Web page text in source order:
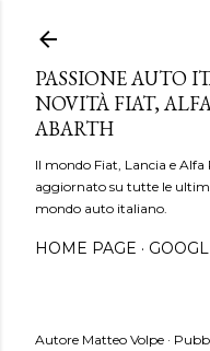
PASSIONE AUTO
NOVITÀ FIAT,
ABARTH
Il mondo Fiat, Lancia e
aggiornato su tutte le
mondo auto italiano.
HOME PAGE
Autore Matteo Volpe